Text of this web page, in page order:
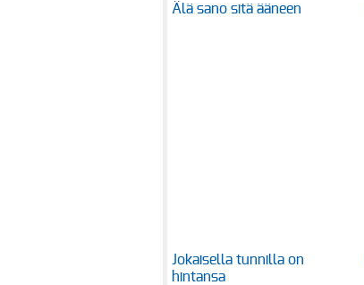
Älä sano sitä ääneen
Jokaisella tunnilla on
hintansa